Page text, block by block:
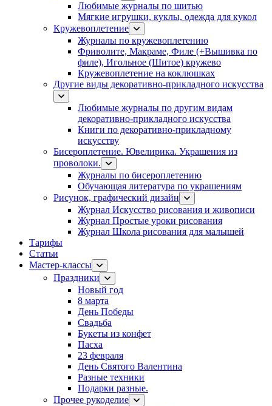
Любимые журналы по шитью
Мягкие игрушки, куклы, одежда для кукол
Кружевоплетение
Журналы по кружевоплетению
Фриволите, Макраме, Филе (+Вышивка по
филе), Игольное (Шитое) кружево
Кружевоплетение на коклюшках
Другие виды декоративно-прикладного искусства
Любимые журналы по другим видам
декоративно-прикладного искусства
Книги по декоративно-прикладному
искусству
Бисероплетение. Ювелирика. Украшения из
проволоки.
Журналы по бисероплетению
Обучающая литература по украшениям
Рисунок, графический дизайн
Журнал Искусство рисования и живописи
Журнал Простые уроки рисования
Журнал Школа рисования для малышей
Тарифы
Статьи
Мастер-классы
Праздники
Новый год
8 марта
День Победы
Свадьба
Букеты из конфет
Пасха
23 февраля
День Святого Валентина
Разные техники
Подарки разные.
Прочее рукоделие